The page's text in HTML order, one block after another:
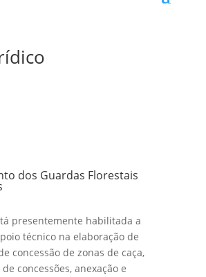
dos Guardas Florestais
presentemente habilitada a
técnico na elaboração de
concessão de zonas de caça,
concessões, anexação e